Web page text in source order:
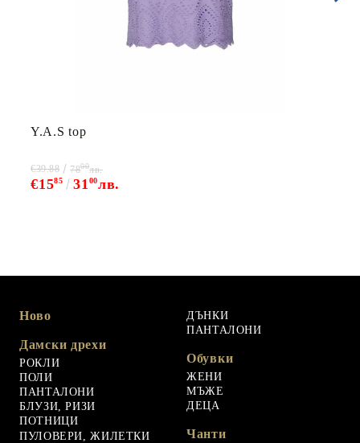
Y.A.S top
€1585 3100лв.
€39.88 7800лв.
Ново
Дамски дрехи
РОКЛИ
ПОЛИ
ПАНТАЛОНИ
БЛУЗИ, РИЗИ
ПОТНИЦИ
ПУЛОВЕРИ, ЖИЛЕТКИ
ДЪНКИ
ПАНТАЛОНИ
Обувки
ЖЕНИ
МЪЖЕ
ДЕЦА
Чанти